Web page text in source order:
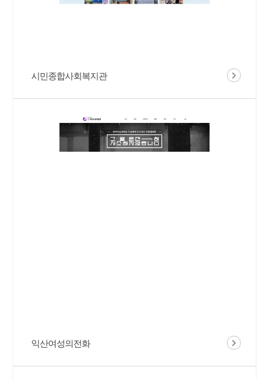
시민종합사회복지관
익산여성의전화